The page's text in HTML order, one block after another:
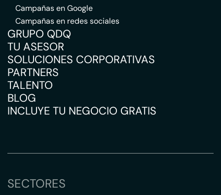
Campañas en Google
Campañas en redes sociales
GRUPO QDQ
TU ASESOR
SOLUCIONES CORPORATIVAS
PARTNERS
TALENTO
BLOG
INCLUYE TU NEGOCIO GRATIS
SECTORES